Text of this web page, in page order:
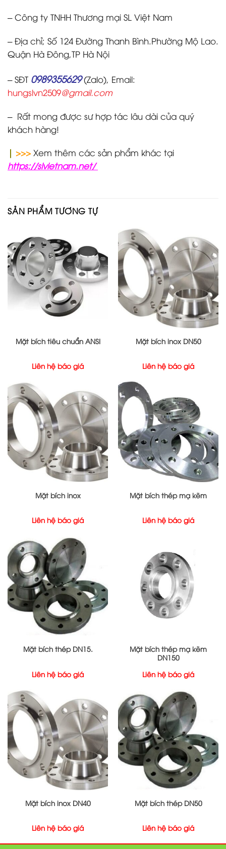
– Công ty TNHH Thương mại SL Việt Nam
– Địa chỉ; Số 124 Đường Thanh Bình.Phường Mộ Lao.
Quận Hà Đông,TP Hà Nội
– SĐT 0989355629(Zalo), Email:
hungslvn2509@gmail.com
– Rất mong được sư hợp tác lâu dài của quý
khách hàng!
| >>> Xem thêm các sản phẩm khác tại
https://slvietnam.net/
SẢN PHẨM TƯƠNG TỰ
Mặt bích tiêu chuẩn ANSI
Liên hệ báo giá
Mặt bích inox DN50
Liên hệ báo giá
Mặt bích inox
Liên hệ báo giá
Mặt bích thép mạ kẽm
Liên hệ báo giá
Mặt bích thép DN15.
Liên hệ báo giá
Mặt bích thép mạ kẽm
DN150
Liên hệ báo giá
Mặt bích inox DN40
Liên hệ báo giá
Mặt bích thép DN50
Liên hệ báo giá